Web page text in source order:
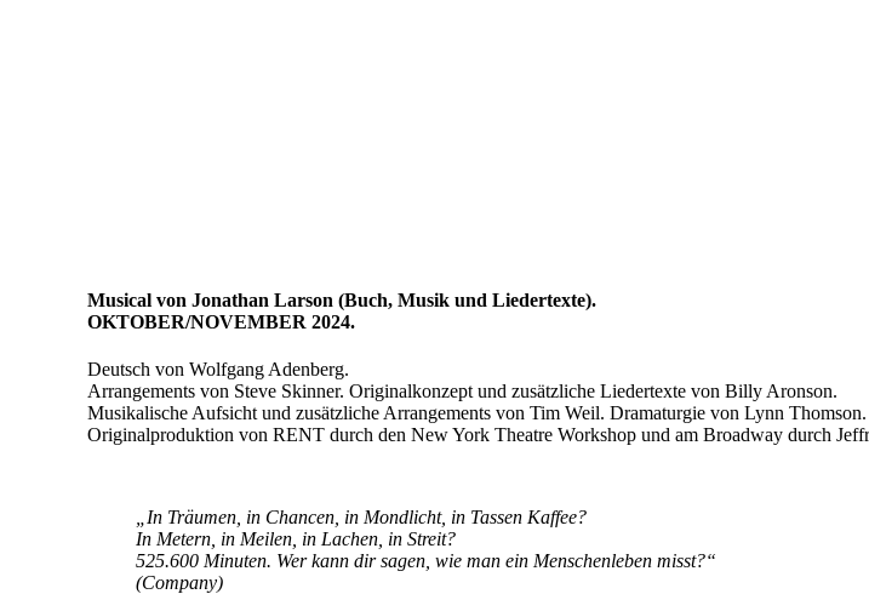
Musical von Jonathan Larson (Buch, Musik und Liedertexte).
OKTOBER/NOVEMBER 2024.
Deutsch von Wolfgang Adenberg.
Arrangements von Steve Skinner. Originalkonzept und zusätzliche Liedertexte von Billy Aronson.
Musikalische Aufsicht und zusätzliche Arrangements von Tim Weil. Dramaturgie von Lynn Thomson.
Originalproduktion von RENT durch den New York Theatre Workshop und am Broadway durch
„In Träumen, in Chancen, in Mondlicht, in Tassen Kaffee?
In Metern, in Meilen, in Lachen, in Streit?
525.600 Minuten. Wer kann dir sagen, wie man ein Menschenleben misst?“
(Company)